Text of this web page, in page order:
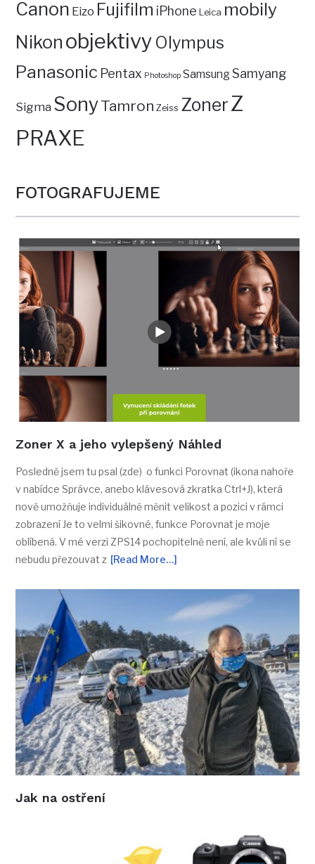
Canon Eizo Fujifilm iPhone Leica mobily
Nikon objektivy Olympus
Panasonic Pentax Photoshop SamsungSamyang
Sigma SonyTamron Zeiss ZonerZ
PRAXE
FOTOGRAFUJEME
Zoner X a jeho vylepšený Náhled
Posledně jsem tu psal (zde) o funkci Porovnat (ikona nahoře
v nabídce Správce, anebo klávesová zkratka Ctrl+J), která
nově umožňuje individuálně měnit velikost a pozici v rámci
zobrazení Je to velmi šikovné, funkce Porovnat je moje
oblíbená. V mé verzi ZPS14 pochopitelně není, ale kvůli ní se
nebudu přezouvat z [Read More…]
Jak na ostření